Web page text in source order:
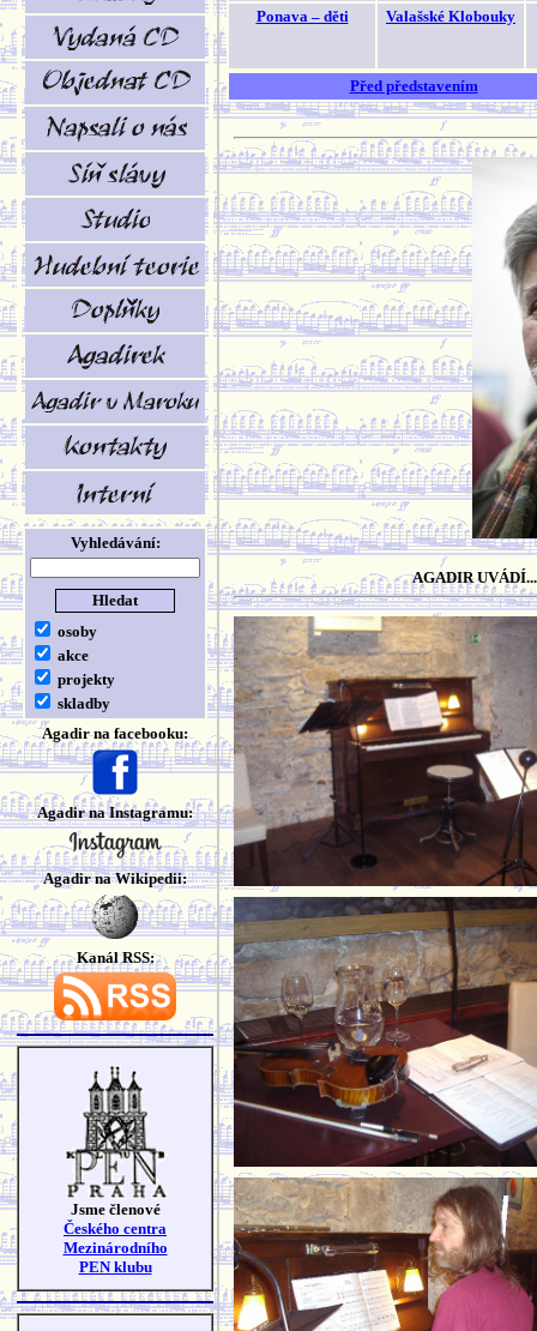
Vyhledávání:
osoby
akce
projekty
skladby
Agadir na facebooku:
Agadir na Instagramu:
Agadir na Wikipedii:
Kanál RSS:
Jsme členové
Českého centra
Mezinárodního
PEN klubu
Ponava – děti
Valašské Klobouky
Před představením
AGADIR